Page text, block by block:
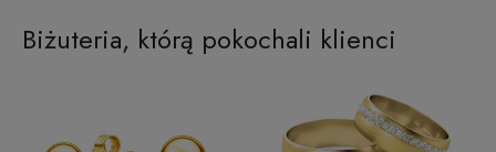
Biżuteria, którą pokochali klienci